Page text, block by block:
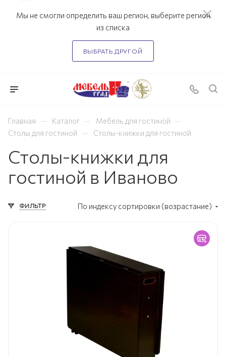
Мы не смогли определить ваш регион, выберите регион
из списка
ВЫБРАТЬ ДРУГОЙ
Главная — Каталог — Мебель для гостиной —
Столы для гостиной — Столы-книжки для гостиной
Столы-книжки для
гостиной в Иваново
ФИЛЬТР По индексу сортировки (возрастание)